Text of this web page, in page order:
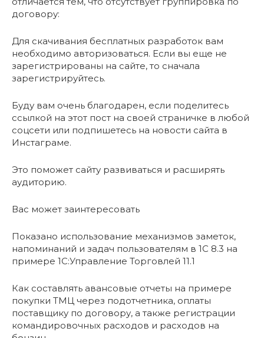
договору:
Для скачивания бесплатных разработок вам
необходимо авторизоваться. Если вы еще не
зарегистрированы на сайте, то сначала
зарегистрируйтесь.
Буду вам очень благодарен, если поделитесь
ссылкой на этот пост на своей страничке в любой
соцсети или подпишетесь на новости сайта в
Инстаграме.
Это поможет сайту развиваться и расширять
аудиторию.
Вас может заинтересовать
Показано использование механизмов заметок,
напоминаний и задач пользователям в 1С 8.3 на
примере 1C:Управление Торговлей 11.1
Как составлять авансовые отчеты на примере
покупки ТМЦ через подотчетника, оплаты
поставщику по договору, а также регистрации
командировочных расходов и расходов на